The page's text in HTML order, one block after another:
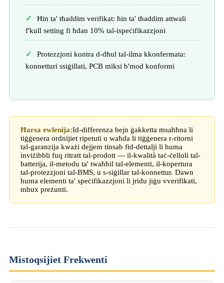
Ħin ta' tħaddim verifikat: ħin ta' tħaddim attwali
f'kull setting fi ħdan 10% tal-ispeċifikazzjoni
Protezzjoni kontra d-dħul tal-ilma kkonfermata:
konnetturi ssiġillati, PCB miksi b'mod konformi
Ħarsa ewlenija:Id-differenza bejn ġakketta msaħħna li
tiġġenera ordnijiet ripetuti u waħda li tiġġenera r-ritorni
tal-garanzija kważi dejjem tinsab fid-dettalji li huma
inviżibbli fuq ritratt tal-prodott — il-kwalità taċ-ċelloli tal-
batterija, il-metodu ta' twaħħil tal-elementi, il-kopertura
tal-protezzjoni tal-BMS, u s-siġillar tal-konnettur. Dawn
huma elementi ta' speċifikazzjoni li jridu jiġu vverifikati,
mhux preżunti.
Mistoqsijiet Frekwenti